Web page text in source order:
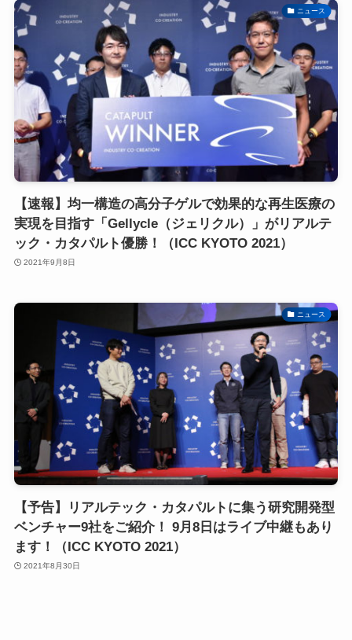
ニュース
【速報】均一構造の高分子ゲルで効果的な再生医療の
実現を目指す「Gellycle（ジェリクル）」がリアルテ
ック・カタパルト優勝！（ICC KYOTO 2021）
2021年9月8日
ニュース
【予告】リアルテック・カタパルトに集う研究開発型
ベンチャー9社をご紹介！ 9月8日はライブ中継もあり
ます！（ICC KYOTO 2021）
2021年8月30日